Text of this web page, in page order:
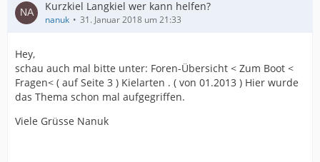
Kurzkiel Langkiel wer kann helfen?
nanuk 31. Januar 2018 um 21:33
Hey,
schau auch mal bitte unter: Foren-Übersicht < Zum Boot <
Fragen< ( auf Seite 3 ) Kielarten . ( von 01.2013 ) Hier wurde
das Thema schon mal aufgegriffen.
Viele Grüsse Nanuk